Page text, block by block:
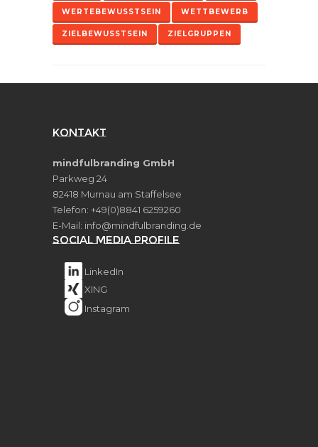
WERTEBEWUSSTSEIN WETTBEWERB
ZIELBEWUSSTSEIN ZIELGRUPPEN
Kontakt
mindfulbranding GmbH
Parkweg 24
82418 Murnau am Staffelsee
Telefon: +49(0)8841 6259260
E-Mail: info@mindfulbranding.de
Social Media Profile
LinkedIn
XING
Instagram